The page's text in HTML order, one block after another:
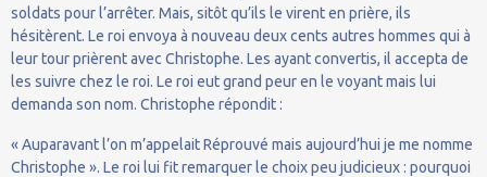
soldats pour l’arrêter. Mais, sitôt qu’ils le virent en prière, ils
hésitèrent. Le roi envoya à nouveau deux cents autres hommes qui à
leur tour prièrent avec Christophe. Les ayant convertis, il accepta de
les suivre chez le roi. Le roi eut grand peur en le voyant mais lui
demanda son nom. Christophe répondit :
« Auparavant l’on m’appelait Réprouvé mais aujourd’hui je me nomme
Christophe ». Le roi lui fit remarquer le choix peu judicieux : pourquoi